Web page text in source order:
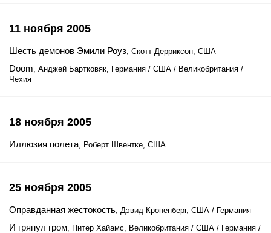
11 ноября 2005
Шесть демонов Эмили Роуз, Скотт Дерриксон, США
Doom, Анджей Бартковяк, Германия / США / Великобритания /
Чехия
18 ноября 2005
Иллюзия полета, Роберт Швентке, США
25 ноября 2005
Оправданная жестокость, Дэвид Кроненберг, США / Германия
И грянул гром, Питер Хайамс, Великобритания / США / Германия /